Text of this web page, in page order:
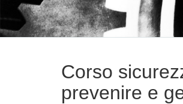
Corso
prevenire e